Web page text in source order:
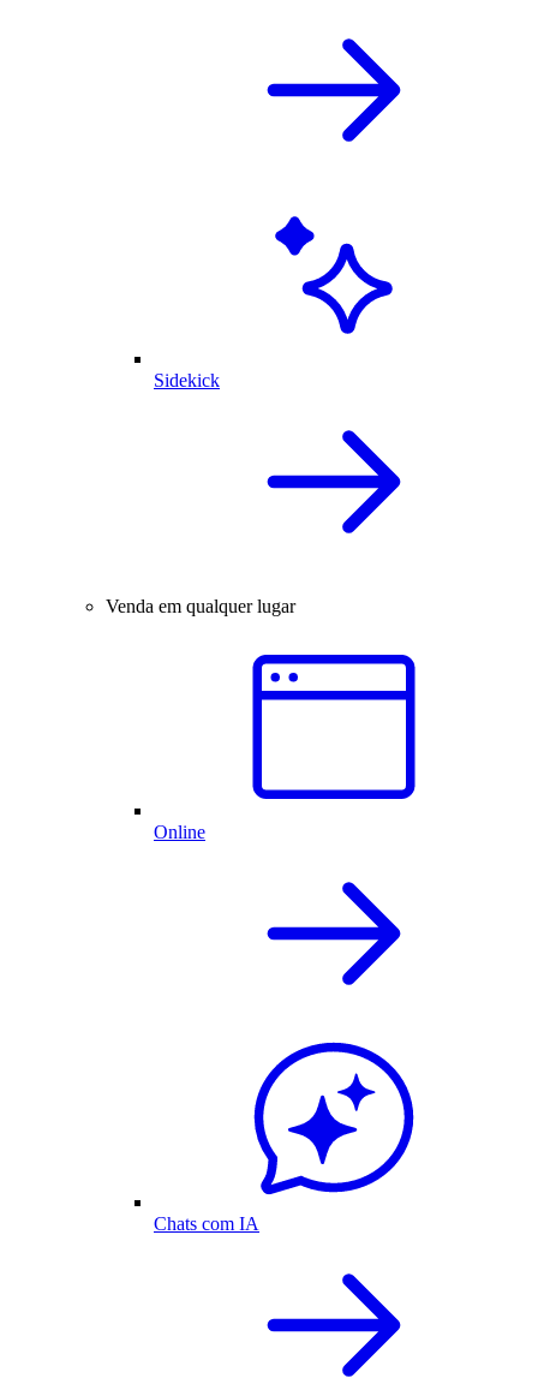
Sidekick
Venda em qualquer lugar
Online
Chats com IA